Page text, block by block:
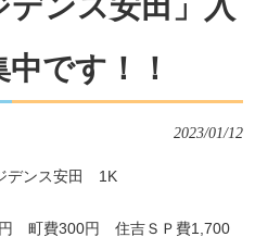
です！！
2023/01/12
デンス安田 1K
町費300円 住吉ＳＰ費1,700